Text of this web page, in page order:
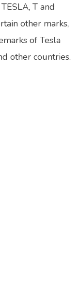
T and
other marks,
of Tesla
other countries.